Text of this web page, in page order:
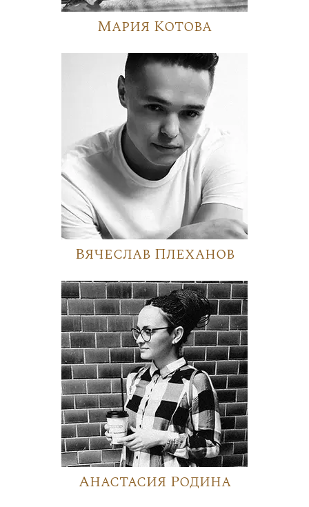
Мария Котова
Вячеслав Плеханов
Анастасия Родина